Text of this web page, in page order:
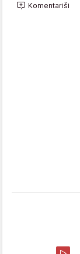
Komentariši